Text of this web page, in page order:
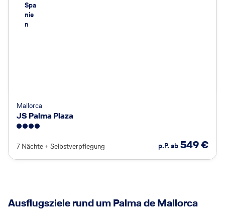
Spa
nie
n
Mallorca
JS Palma Plaza
7 Nächte + Selbstverpflegung p.P. ab 549€
Ausflugsziele rund um Palma de Mallorca